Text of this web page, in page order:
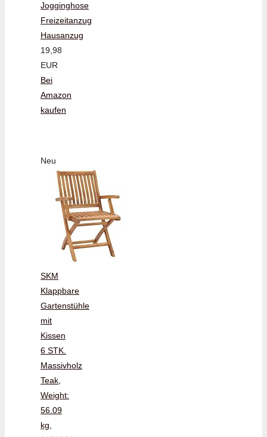
Jogginghose
Freizeitanzug
Hausanzug
19,98
EUR
Bei
Amazon
kaufen
Neu
SKM
Klappbare
Gartenstühle
mit
Kissen
6 STK.
Massivholz
Teak,
Weight:
56.09
kg,